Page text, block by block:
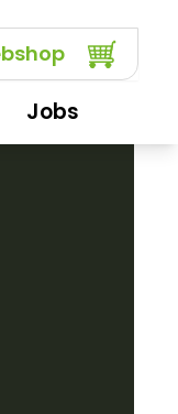
Jobs